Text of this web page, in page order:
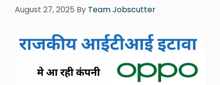
August 27, 2025 By Team Jobscutter